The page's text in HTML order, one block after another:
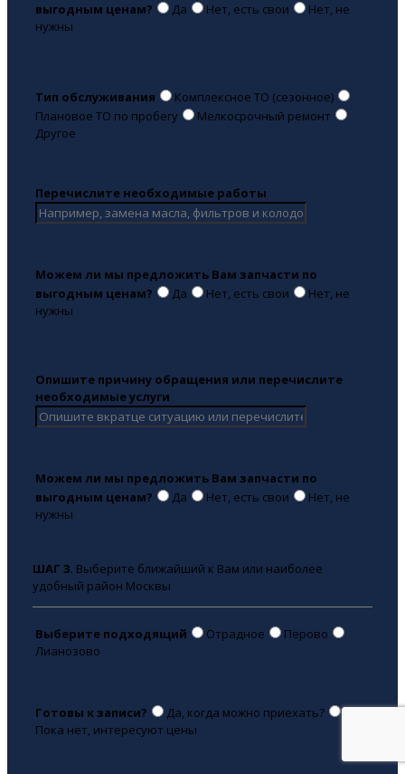
выгодным ценам?
Да Нет, есть свои
Нет, не
нужны
Тип обслуживания
Комплексное ТО (сезонное)
Плановое ТО по пробегу
Мелкосрочный ремонт
Другое
Перечислите необходимые работы
Можем ли мы предложить Вам запчасти по
выгодным ценам?
Да Нет, есть свои
Нет, не
нужны
Опишите причину обращения или перечислите
необходимые услуги
Можем ли мы предложить Вам запчасти по
выгодным ценам?
Да Нет, есть свои
Нет, не
нужны
ШАГ 3. Выберите ближайший к Вам или наиболее
удобный район Москвы
Выберите подходящий Отрадное
Перово
Лианозово
Готовы к записи?
Да, когда можно приехать?
Пока нет, интересуют цены